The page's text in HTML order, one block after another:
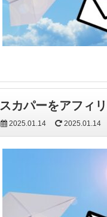
スカパーをアフィ
2025.01.14 2025.01.14